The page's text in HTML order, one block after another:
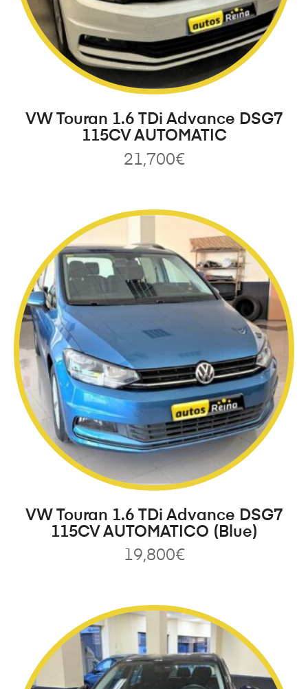
VW Touran 1.6 TDi Advance DSG7
115CV AUTOMATIC
21,700€
VW Touran 1.6 TDi Advance DSG7
115CV AUTOMATICO (Blue)
19,800€